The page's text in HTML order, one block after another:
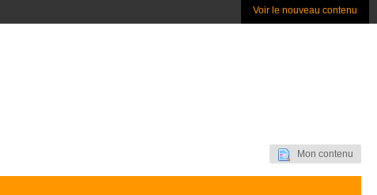
Voir le nouveau contenu
Mon contenu